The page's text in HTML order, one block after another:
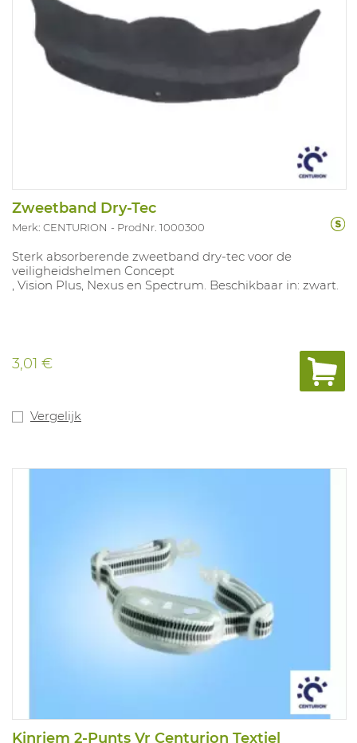
Zweetband Dry-Tec
Merk: CENTURION ProdNr. 1000300
Sterk absorberende zweetband dry-tec voor de
veiligheidshelmen Concept
, Vision Plus, Nexus en Spectrum. Beschikbaar in: zwart.
3,01 €
Vergelijk
Kinriem 2-Punts Vr Centurion Textiel